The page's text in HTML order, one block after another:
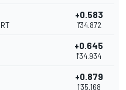
+0.583
1'34.872
+0.645
1'34.934
+0.879
1'35.168